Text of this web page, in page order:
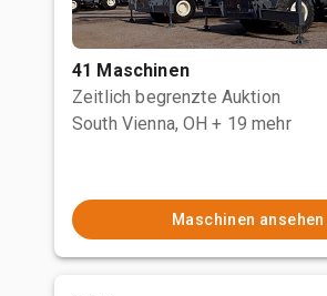
41 Maschinen
Zeitlich begrenzte Auktion
South Vienna, OH + 19 mehr
Maschinen ansehen